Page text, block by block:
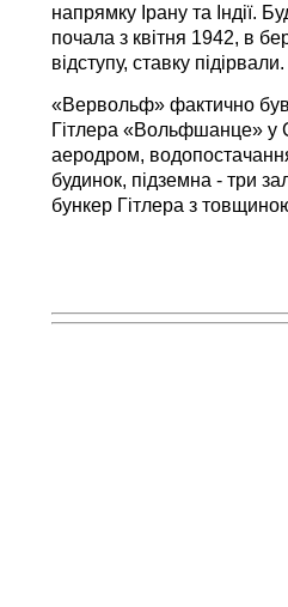
напрямку Ірану та Індії.
почала з квітня 1942, в
відступу, ставку підірвали.
«Вервольф» фактично
Гітлера «Вольфшанце» у
аеродром,
будинок, підземна - три
бункер Гітлера з